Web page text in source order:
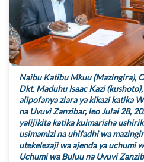
Naibu Katibu Mkuu (Mazingira),
Dkt. Maduhu Isaac Kazi
alipofanya ziara ya kikazi katika
na Uvuvi Zanzibar, leo Julai 28,
yalijikita katika kuimarisha
usimamizi na uhifadhi wa
utekelezaji wa ajenda ya uchumi
Uchumi wa Buluu na Uvuvi